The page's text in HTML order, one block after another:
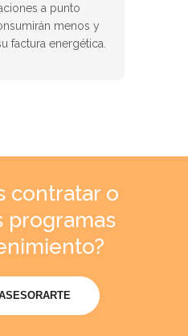
a punto
menos y
factura energética.
contratar o
programas